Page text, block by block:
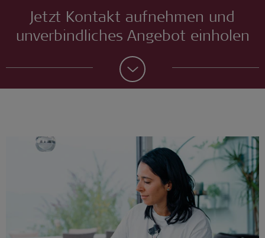
Jetzt Kontakt aufnehmen und
unverbindliches Angebot einholen